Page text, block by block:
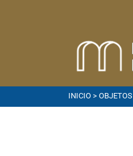
INICIO > OBJETOS